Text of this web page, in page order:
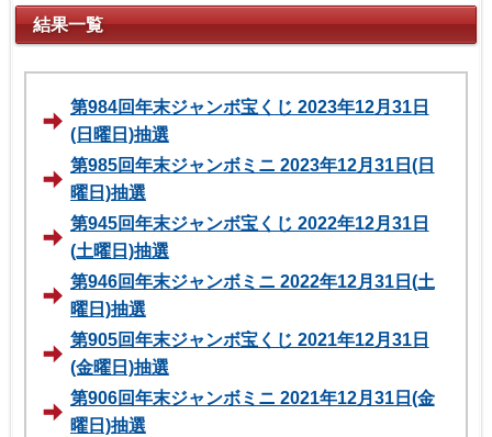
結果一覧
第984回年末ジャンボ宝くじ 2023年12月31日
(日曜日)抽選
第985回年末ジャンボミニ 2023年12月31日(日
曜日)抽選
第945回年末ジャンボ宝くじ 2022年12月31日
(土曜日)抽選
第946回年末ジャンボミニ 2022年12月31日(土
曜日)抽選
第905回年末ジャンボ宝くじ 2021年12月31日
(金曜日)抽選
第906回年末ジャンボミニ 2021年12月31日(金
曜日)抽選